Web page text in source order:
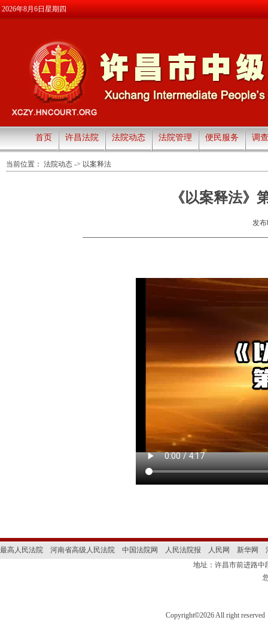
2026年8月6日星期四
首页 许昌法院 法院动态 法院管理 便民服务 调
当前位置： 法院动态 -> 以案释法
《以案释法》
发布
最高人民法院 河南省高级人民法院 中国法院网 人民法院报 人民网 新华网
地址：许昌市前进路
Copyright©2026 All right